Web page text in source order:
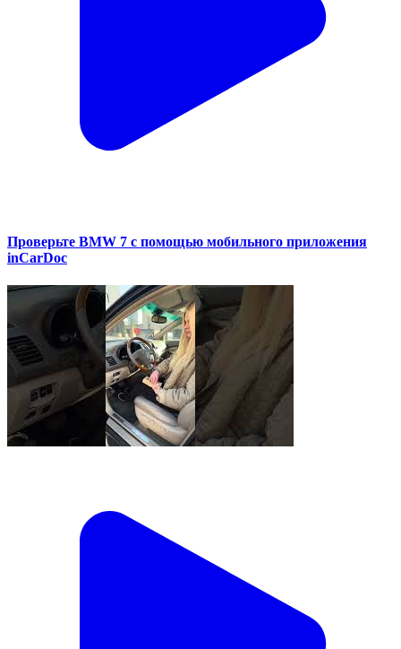
Проверьте BMW 7 с помощью мобильного приложения
inCarDoc